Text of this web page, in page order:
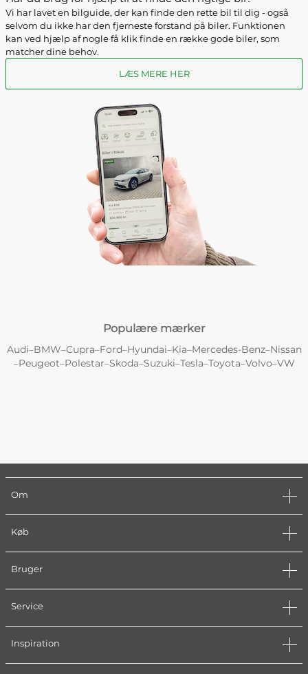
Vi har lavet en bilguide, der kan finde den rette bil til dig - også
selvom du ikke har den fjerneste forstand på biler. Funktionen
kan ved hjælp af nogle få klik finde en række gode biler, som
matcher dine behov.
LÆS MERE HER
Populære mærker
Audi–BMW–Cupra–Ford–Hyundai–Kia–Mercedes-Benz–Nissan
–Peugeot–Polestar–Skoda–Suzuki–Tesla–Toyota–Volvo–VW
Om
Køb
Bruger
Service
Inspiration